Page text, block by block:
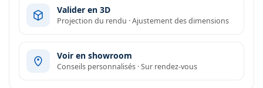
Valider en 3D
Projection du rendu · Ajustement des dimensions
Voir en showroom
Conseils personnalisés · Sur rendez-vous